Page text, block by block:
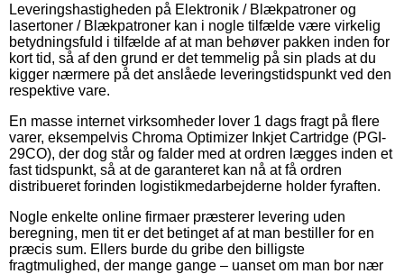
Leveringshastigheden på Elektronik / Blækpatroner og
lasertoner / Blækpatroner kan i nogle tilfælde være virkelig
betydningsfuld i tilfælde af at man behøver pakken inden for
kort tid, så af den grund er det temmelig på sin plads at du
kigger nærmere på det anslåede leveringstidspunkt ved den
respektive vare.
En masse internet virksomheder lover 1 dags fragt på flere
varer, eksempelvis Chroma Optimizer Inkjet Cartridge (PGI-
29CO), der dog står og falder med at ordren lægges inden et
fast tidspunkt, så at de garanteret kan nå at få ordren
distribueret forinden logistikmedarbejderne holder fyraften.
Nogle enkelte online firmaer præsterer levering uden
beregning, men tit er det betinget af at man bestiller for en
præcis sum. Ellers burde du gribe den billigste
fragtmulighed, der mange gange – uanset om man bor nær